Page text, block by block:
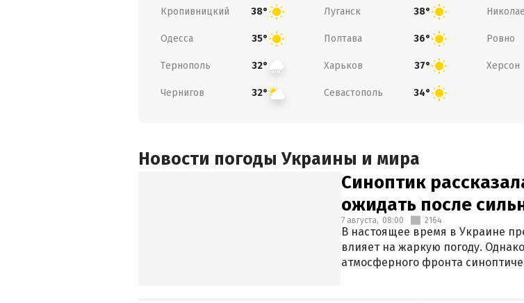
Кропивницкий 38° Луганск 38°
Одесса 35° Полтава 36° Ровно
Тернополь 32° Харьков 37° Херсон
Чернигов 32° Севастополь 34°
Новости погоды Украины и мира
Синоптик
ожидать после
7 августа, 08:00 2164
В настоящее время в Украине
влияет на жаркую погоду.
атмосферного фронта